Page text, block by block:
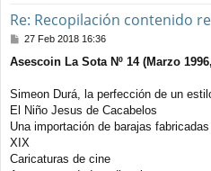
Re: Recopilación contenido
M
n
a
27 Feb 2018 16:36
Asescoin La Sota Nº 14 (Marzo
Simeon Durá, la perfección de un
El Niño Jesus de Cacabelos
Una importación de barajas
XIX
Caricaturas de cine